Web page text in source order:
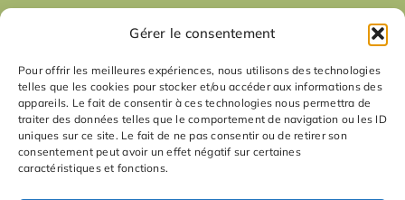
Gérer le consentement
Pour offrir les meilleures expériences, nous utilisons des technologies
telles que les cookies pour stocker et/ou accéder aux informations des
appareils. Le fait de consentir à ces technologies nous permettra de
traiter des données telles que le comportement de navigation ou les ID
uniques sur ce site. Le fait de ne pas consentir ou de retirer son
consentement peut avoir un effet négatif sur certaines
caractéristiques et fonctions.
mentions légales
nous suivre
nous contacter